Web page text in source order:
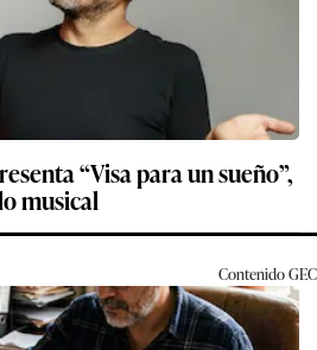
“Visa para un sueño”,
musical
ContenidoGEC